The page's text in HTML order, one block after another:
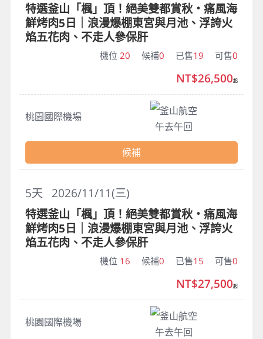
特選釜山「楓」頂！絕美雙都賞秋・痛風海
鮮烤肉5日｜浪漫爆棚東宮與月池、浮誇火
焰五花肉、不走人參保肝
機位 20 候補0 已售19 可售0
桃園國際機場
釜山航空
午去午回
NT$26,500起
候補
2026/11/11(三)
5天
特選釜山「楓」頂！絕美雙都賞秋・痛風海
鮮烤肉5日｜浪漫爆棚東宮與月池、浮誇火
焰五花肉、不走人參保肝
機位 16 候補0 已售15 可售0
桃園國際機場
釜山航空
午去午回
NT$27,500起